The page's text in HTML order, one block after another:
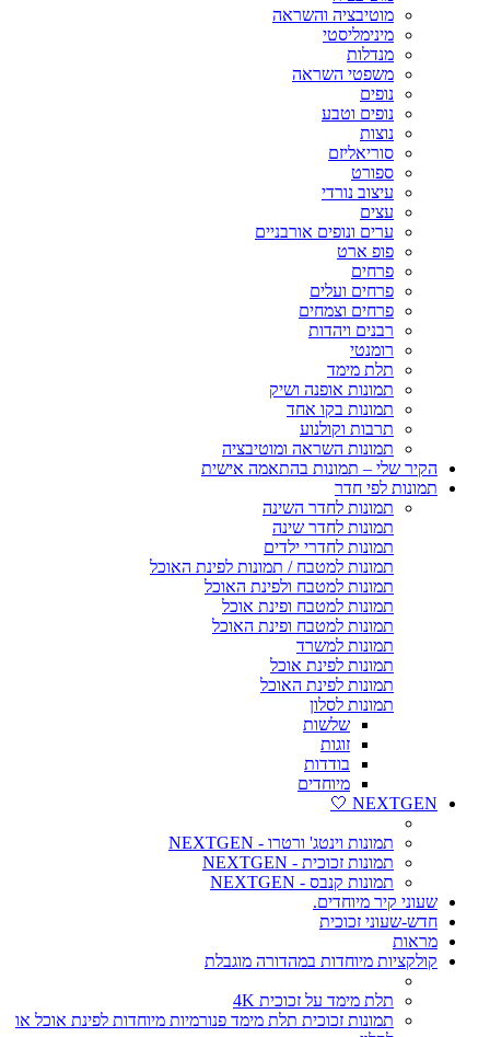
מוטיבציה והשראה
מינימליסטי
מנדלות
משפטי השראה
נופים
נופים וטבע
נוצות
סוריאליזם
ספורט
עיצוב נורדי
עצים
ערים ונופים אורבניים
פופ ארט
פרחים
פרחים ועלים
פרחים וצמחים
רבנים ויהדות
רומנטי
תלת מימד
תמונות אופנה ושיק
תמונות בקו אחד
תרבות וקולנוע
תמונות השראה ומוטיבציה
הקיר שלי – תמונות בהתאמה אישית
תמונות לפי חדר
תמונות לחדר השינה
תמונות לחדר שינה
תמונות לחדרי ילדים
תמונות למטבח / תמונות לפינת האוכל
תמונות למטבח ולפינת האוכל
תמונות למטבח ופינת אוכל
תמונות למטבח ופינת האוכל
תמונות למשרד
תמונות לפינת אוכל
תמונות לפינת האוכל
תמונות לסלון
שלשות
זוגות
בודדות
מיוחדים
NEXTGEN 🤍
תמונות וינטג' ורטרו - NEXTGEN
תמונות זכוכית - NEXTGEN
תמונות קנבס - NEXTGEN
שעוני קיר מיוחדים.
חדש-שעוני זכוכית
מראות
קולקציות מיוחדות במהדורה מוגבלת
תלת מימד על זכוכית 4K
תמונות זכוכית תלת מימד פנורמיות מיוחדות לפינת אוכל או